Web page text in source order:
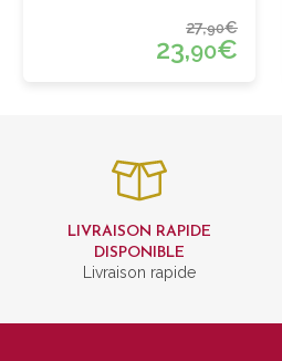
27,90€
23,90€
LIVRAISON RAPIDE
DISPONIBLE
Livraison rapide